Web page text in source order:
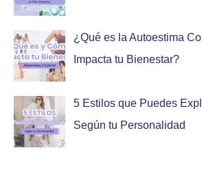
¿Qué es la Autoestima
Impacta tu Bienestar?
5 Estilos que Puedes
Según tu Personalidad